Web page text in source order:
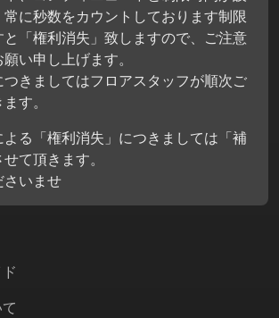
に秒数をカウントしております制限
「権利消失」致しますので、ご注意
い申し上げます。
つきましてはフロアスタッフが順次ご
す。
よる「権利消失」につきましては「補
て頂きます。
さいませ